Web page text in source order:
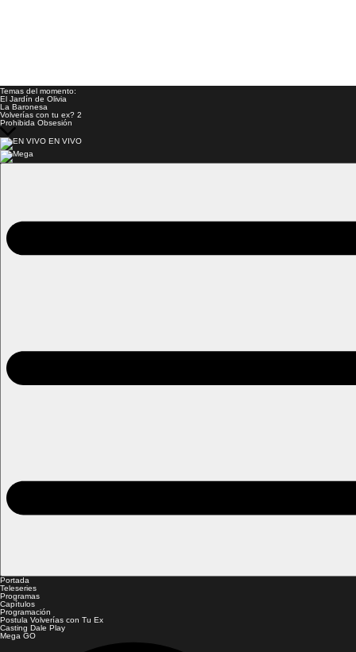
Temas del momento:
El Jardín de Olivia
La Baronesa
Volverías con tu ex? 2
Prohibida Obsesión
EN VIVO
Portada
Teleseries
Programas
Capítulos
Programación
Postula Volverías con Tu Ex
Casting Dale Play
Mega GO